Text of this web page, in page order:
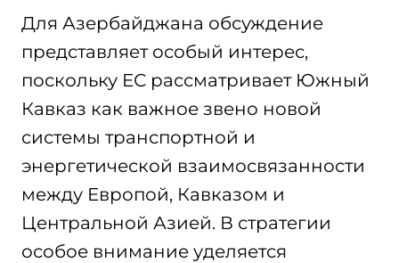
Для Азербайджана обсуждение
представляет особый интерес,
поскольку ЕС рассматривает Южный
Кавказ как важное звено новой
системы транспортной и
энергетической взаимосвязанности
между Европой, Кавказом и
Центральной Азией. В стратегии
особое внимание уделяется